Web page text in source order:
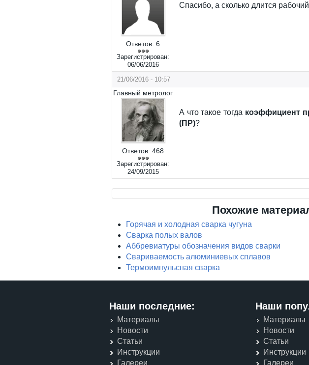
Ответов: 6
Зарегистрирован:
06/06/2016
Спасибо, а сколько длится
21/06/2016 - 10:57
Главный метролог
Ответов: 468
Зарегистрирован:
24/09/2015
А что такое тогда коэффициент
(ПР)?
Похожие
Горячая и холодная сварка чугуна
Сварка полых валов
Аббревиатуры обозначения видов сварки
Свариваемость алюминиевых сплавов
Термоимпульсная сварка
Наши последние:
Материалы
Новости
Статьи
Инструкции
Галереи
Наши
Материалы
Новости
Статьи
Инструкции
Галереи